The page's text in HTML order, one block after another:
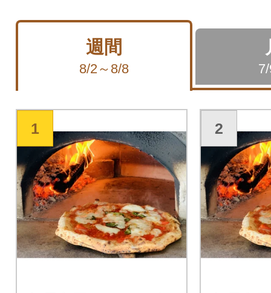
週間
8/2～8/8
1 2